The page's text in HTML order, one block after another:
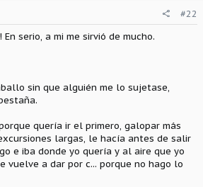
#22
serio, a mi me sirvió de mucho.
sin que alguién me lo sujetase,
quería ir el primero, galopar más
largas, le hacía antes de salir
e iba donde yo quería y al aire que yo
vuelve a dar por c... porque no hago lo